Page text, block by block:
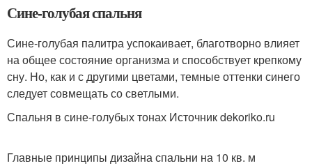
Сине-голубая спальня
Сине-голубая палитра успокаивает, благотворно влияет
на общее состояние организма и способствует крепкому
сну. Но, как и с другими цветами, темные оттенки синего
следует совмещать со светлыми.
Спальня в сине-голубых тонах Источник dekoriko.ru
Главные принципы дизайна спальни на 10 кв. м